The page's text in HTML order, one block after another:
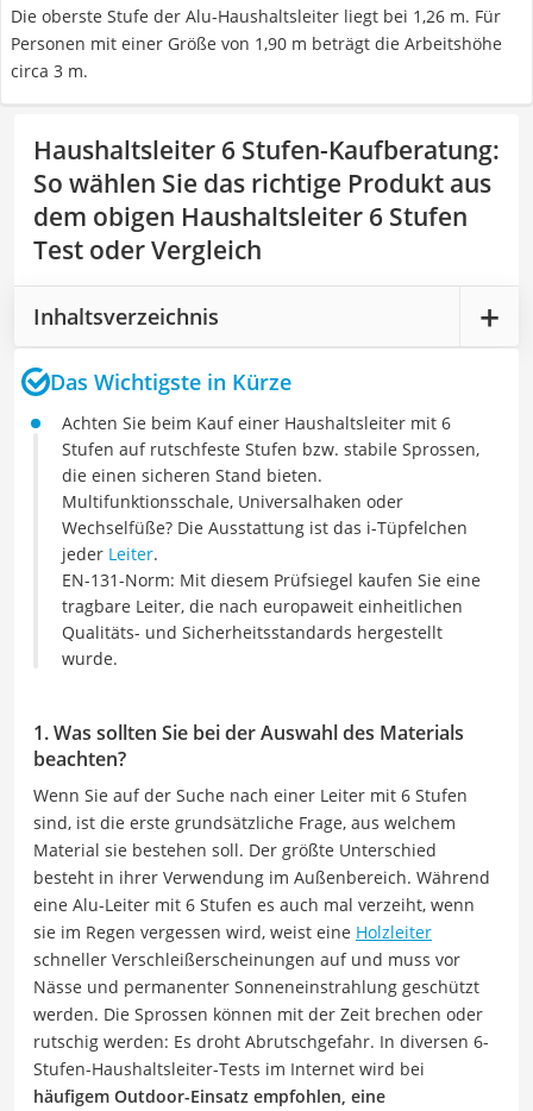
Die oberste Stufe der Alu-Haushaltsleiter liegt bei 1,26 m. Für
Personen mit einer Größe von 1,90 m beträgt die Arbeitshöhe
circa 3 m.
Haushaltsleiter 6 Stufen-Kaufberatung:
So wählen Sie das richtige Produkt aus
dem obigen Haushaltsleiter 6 Stufen
Test oder Vergleich
Inhaltsverzeichnis
Das Wichtigste in Kürze
Achten Sie beim Kauf einer Haushaltsleiter mit 6
Stufen auf rutschfeste Stufen bzw. stabile Sprossen,
die einen sicheren Stand bieten.
Multifunktionsschale, Universalhaken oder
Wechselfüße? Die Ausstattung ist das i-Tüpfelchen
jeder Leiter.
EN-131-Norm: Mit diesem Prüfsiegel kaufen Sie eine
tragbare Leiter, die nach europaweit einheitlichen
Qualitäts- und Sicherheitsstandards hergestellt
wurde.
1. Was sollten Sie bei der Auswahl des Materials
beachten?
Wenn Sie auf der Suche nach einer Leiter mit 6 Stufen
sind, ist die erste grundsätzliche Frage, aus welchem
Material sie bestehen soll. Der größte Unterschied
besteht in ihrer Verwendung im Außenbereich. Während
eine Alu-Leiter mit 6 Stufen es auch mal verzeiht, wenn
sie im Regen vergessen wird, weist eine Holzleiter
schneller Verschleißerscheinungen auf und muss vor
Nässe und permanenter Sonneneinstrahlung geschützt
werden. Die Sprossen können mit der Zeit brechen oder
rutschig werden: Es droht Abrutschgefahr. In diversen 6-
Stufen-Haushaltsleiter-Tests im Internet wird bei
häufigem Outdoor-Einsatz empfohlen, eine